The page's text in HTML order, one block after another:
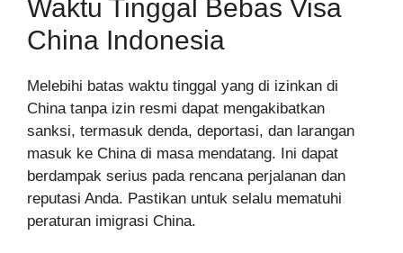
Waktu Tinggal Bebas Visa
China Indonesia
Melebihi batas waktu tinggal yang di izinkan di
China tanpa izin resmi dapat mengakibatkan
sanksi, termasuk denda, deportasi, dan larangan
masuk ke China di masa mendatang. Ini dapat
berdampak serius pada rencana perjalanan dan
reputasi Anda. Pastikan untuk selalu mematuhi
peraturan imigrasi China.